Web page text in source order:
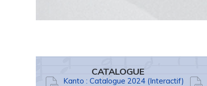
CATALOGUE
Kanto : Catalogue 2024 (Interactif)